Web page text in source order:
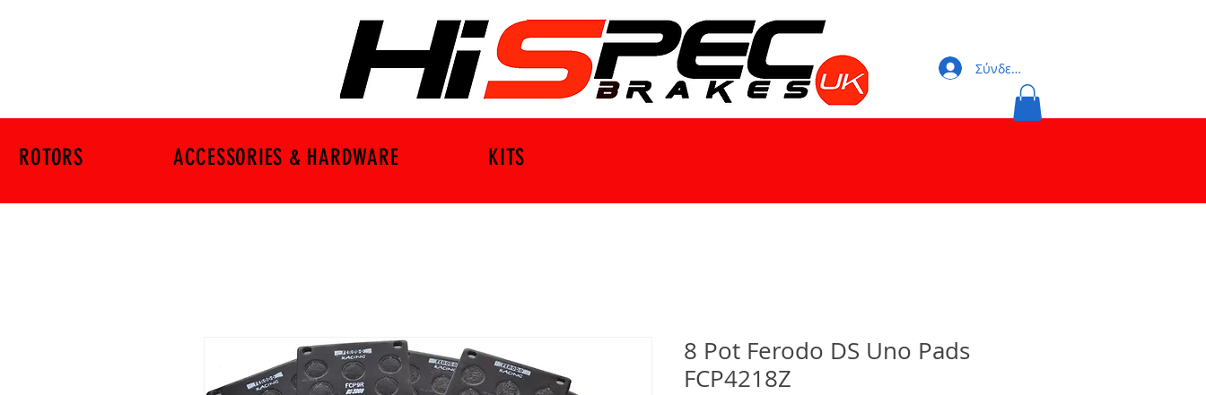
Σύνδεση
ROTORS ACCESSORIES & HARDWARE KITS
8 Pot Ferodo DS Uno Pads
FCP4218Z